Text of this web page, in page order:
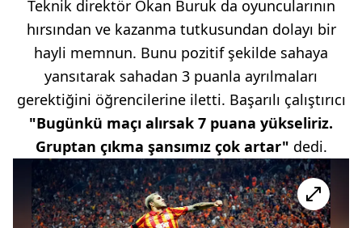
Teknik direktör Okan Buruk da oyuncularının
hırsından ve kazanma tutkusundan dolayı bir
hayli memnun. Bunu pozitif şekilde sahaya
yansıtarak sahadan 3 puanla ayrılmaları
gerektiğini öğrencilerine iletti. Başarılı çalıştırıcı
"Bugünkü maçı alırsak 7 puana yükseliriz.
Gruptan çıkma şansımız çok artar" dedi.